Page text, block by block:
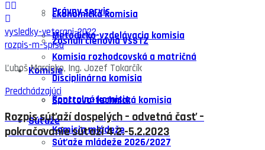
Ekonomická komisia
Metodicko-vzdelávacia komisia
Komisia rozhodcovská a matričná
Disciplinárna komisia
Kontrolná komisia
Súťaže
Súťaže mládeže 2026/2027
Právny servis
Zosnulí členovia VsSTZ
Komisie
Športovo-technická komisia
Komisia mládeže
vysledky-veterani-2022
rozpis-m-spisa
Ľuboš Marcinko, Ing. Jozef Tokarčík
Predchádzajúci
Rozpis súťaží dospelých – odvetná časť –
pokračovanie súťaží 4.2.-5.2.2023